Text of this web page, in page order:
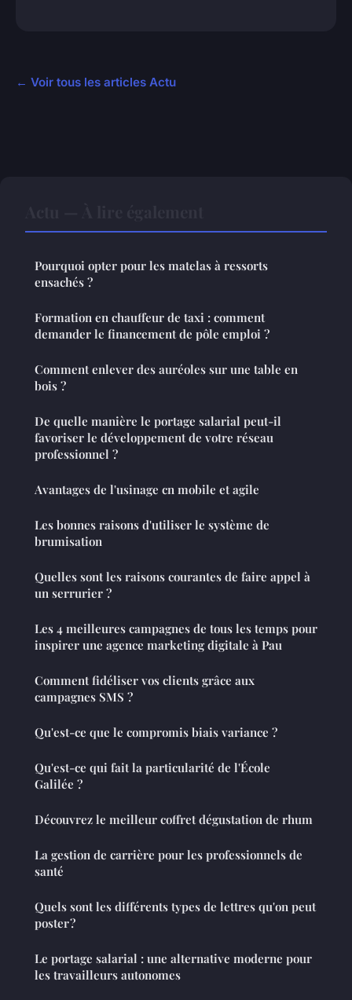
← Voir tous les articles Actu
Pourquoi opter pour les matelas à ressorts
ensachés ?
Formation en chauffeur de taxi : comment
demander le financement de pôle emploi ?
Comment enlever des auréoles sur une table en
bois ?
De quelle manière le portage salarial peut-il
favoriser le développement de votre réseau
professionnel ?
Avantages de l'usinage cn mobile et agile
Les bonnes raisons d'utiliser le système de
brumisation
Quelles sont les raisons courantes de faire appel à
un serrurier ?
Les 4 meilleures campagnes de tous les temps pour
inspirer une agence marketing digitale à Pau
Comment fidéliser vos clients grâce aux
campagnes SMS ?
Qu'est-ce que le compromis biais variance ?
Qu'est-ce qui fait la particularité de l'École
Galilée ?
Découvrez le meilleur coffret dégustation de rhum
La gestion de carrière pour les professionnels de
santé
Quels sont les différents types de lettres qu'on peut
poster ?
Le portage salarial : une alternative moderne pour
les travailleurs autonomes